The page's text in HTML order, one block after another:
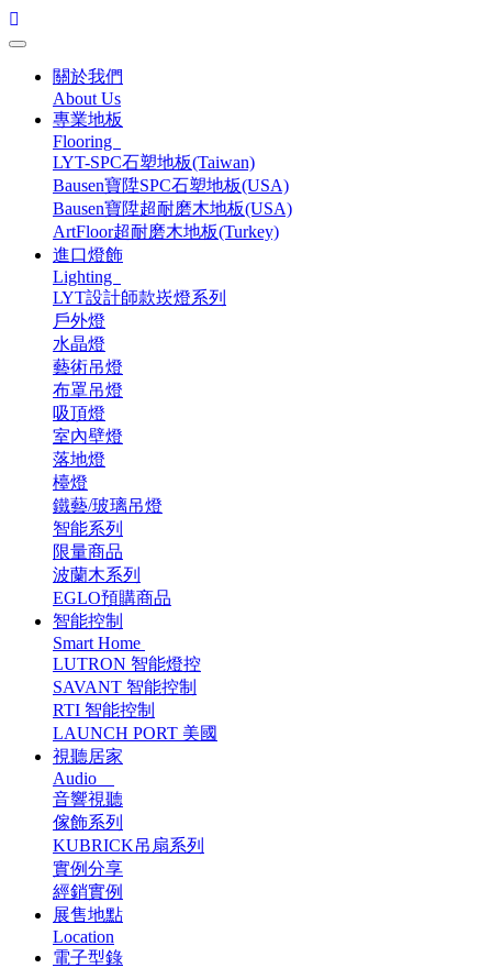
關於我們
About Us
專業地板
Flooring
LYT-SPC石塑地板(Taiwan)
Bausen寶陞SPC石塑地板(USA)
Bausen寶陞超耐磨木地板(USA)
ArtFloor超耐磨木地板(Turkey)
進口燈飾
Lighting
LYT設計師款崁燈系列
戶外燈
水晶燈
藝術吊燈
布罩吊燈
吸頂燈
室內壁燈
落地燈
檯燈
鐵藝/玻璃吊燈
智能系列
限量商品
波蘭木系列
EGLO預購商品
智能控制
Smart Home
LUTRON 智能燈控
SAVANT 智能控制
RTI 智能控制
LAUNCH PORT 美國
視聽居家
Audio
音響視聽
傢飾系列
KUBRICK吊扇系列
實例分享
經銷實例
展售地點
Location
電子型錄